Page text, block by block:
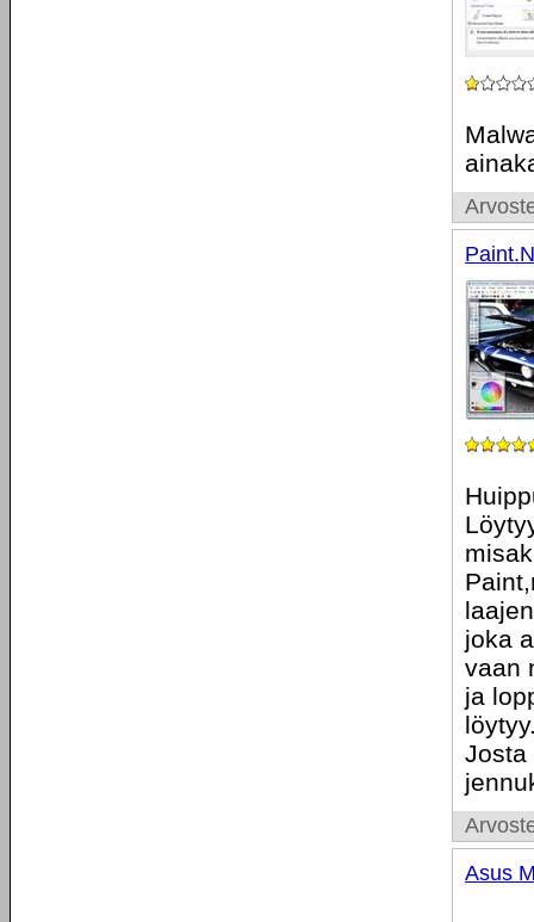
joka
vaan
ja
Josta
Asus